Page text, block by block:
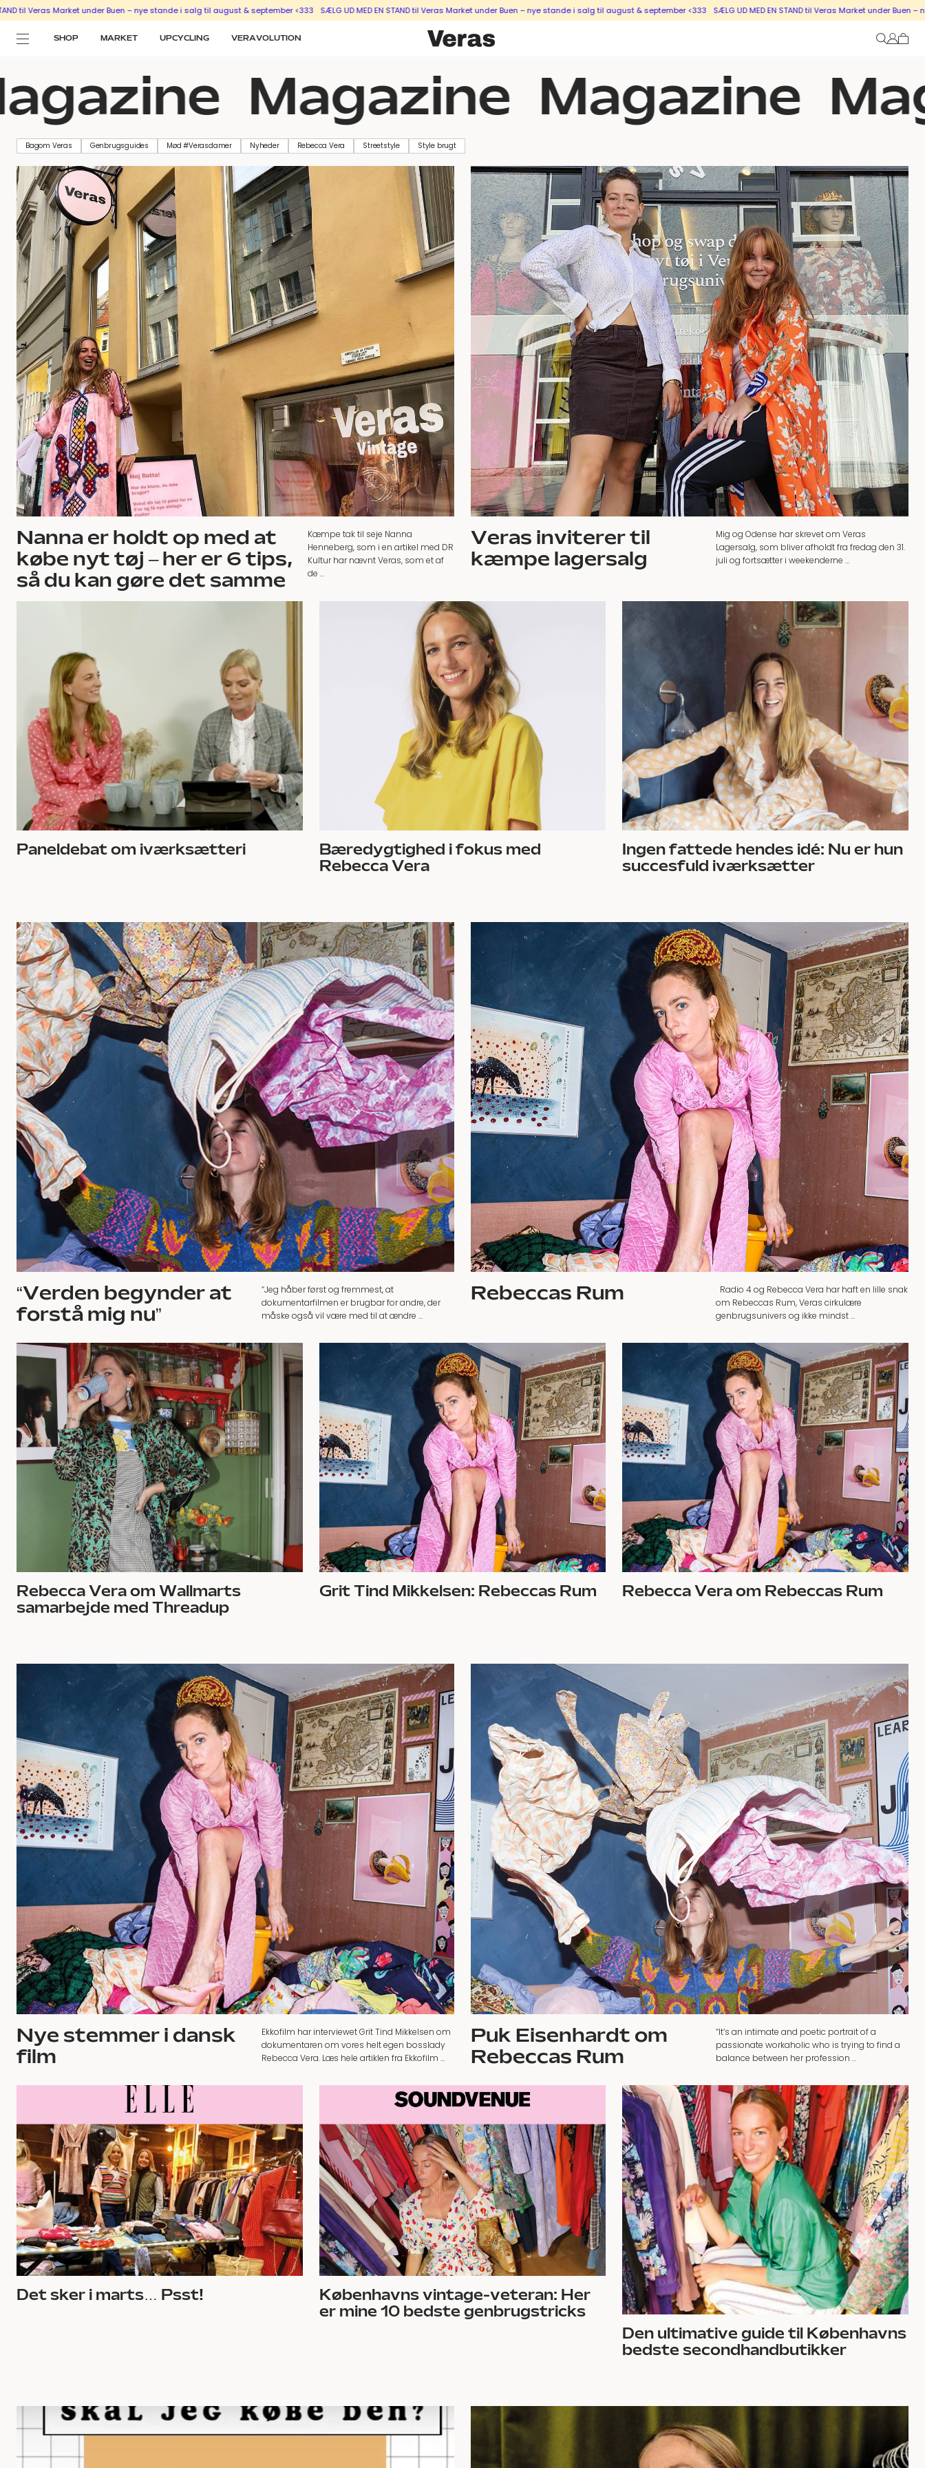
Market under Buen – nye stande i salg til august & september <333 SÆLG UD MED EN STAND til Veras Market under Buen – nye stande i salg til august & september <333 SÆLG UD MED EN STAND til Veras Market under Buen – nye stande i
SHOP MARKET UPCYCLING VERAVOLUTION
Magazine Magazine
Bagom Veras Genbrugsguides Mød #Verasdamer Nyheder Rebecca Vera Streetstyle Style brugt
Nanna er holdt op med at
købe nyt tøj – her er 6 tips,
så du kan gøre det samme
Kæmpe tak til seje Nanna
Henneberg, som i en artikel med DR
Kultur har nævnt Veras, som et af
de …
Veras inviterer til
kæmpe lagersalg
Mig og Odense har skrevet om Veras
Lagersalg, som bliver afholdt fra fredag den 31.
juli og fortsætter i weekenderne …
Paneldebat om iværksætteri
Bæredygtighed i fokus med
Rebecca Vera
Ingen fattede hendes idé: Nu er hun
succesfuld iværksætter
“Verden begynder at
forstå mig nu”
“Jeg håber først og fremmest, at
dokumentarfilmen er brugbar for andre, der
måske også vil være med til at ændre …
Rebeccas Rum
Radio 4 og Rebecca Vera har haft en lille snak
om Rebeccas Rum, Veras cirkulære
genbrugsunivers og ikke mindst …
Rebecca Vera om Wallmarts
samarbejde med Threadup
Grit Tind Mikkelsen: Rebeccas Rum Rebecca Vera om Rebeccas Rum
Nye stemmer i dansk
film
Ekkofilm har interviewet Grit Tind Mikkelsen om
dokumentaren om vores helt egen bosslady
Rebecca Vera. Læs hele artiklen fra Ekkofilm …
Puk Eisenhardt om
Rebeccas Rum
“It’s an intimate and poetic portrait of a
passionate workaholic who is trying to find a
balance between her profession …
Det sker i marts… Psst!
Københavns vintage-veteran: Her
er mine 10 bedste genbrugstricks
Den ultimative guide til Københavns
bedste secondhandbutikker